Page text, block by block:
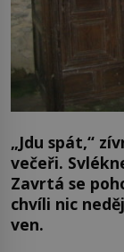
„Jdu spát,“
večeři.
Zavrtá se
chvíli nic
ven.